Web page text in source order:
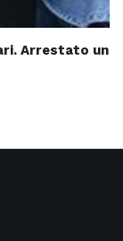
Arrestato un